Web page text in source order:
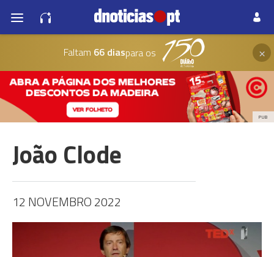
Faltam 66 diaspara os ×
PUB
João Clode
12 NOVEMBRO 2022